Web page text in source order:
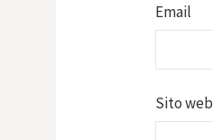
Email
Sito web